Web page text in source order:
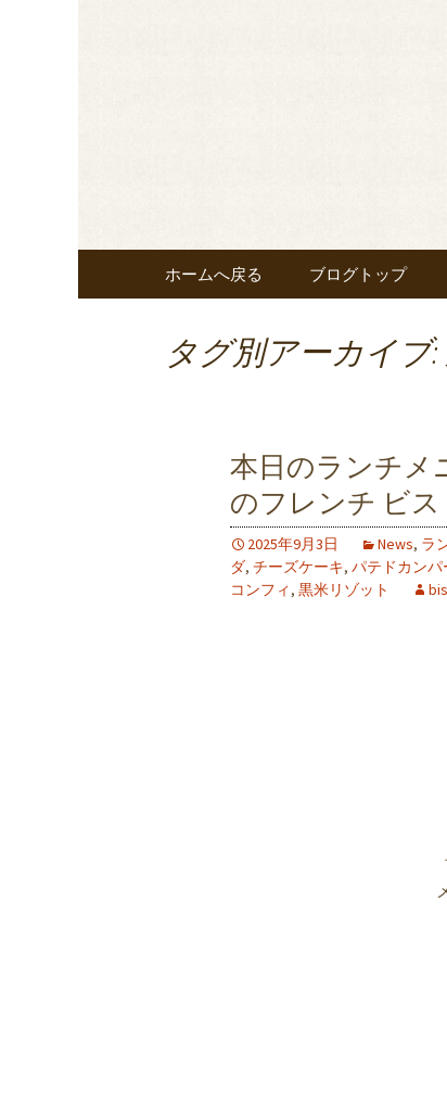
◆東京
nous”
東京・秋葉原のビスト
メニューやおすすめ
コンテンツへ移動
ホームへ戻る ブログトップ
タグ別アーカイブ
本日のランチ
のフレンチ ビス
2025年9月3日 News, ラ
ダ, チーズケーキ, パテドカンパ
コンフィ , 黒米リゾット